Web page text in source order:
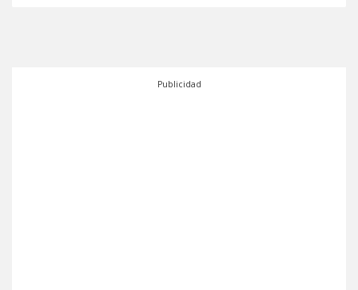
Publicidad